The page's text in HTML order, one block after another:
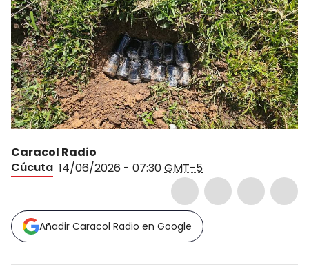
Caracol Radio
Cúcuta 14/06/2026 - 07:30GMT-5
Añadir Caracol Radio en Google